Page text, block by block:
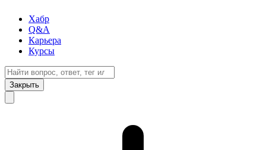
Хабр
Q&A
Карьера
Курсы
Закрыть